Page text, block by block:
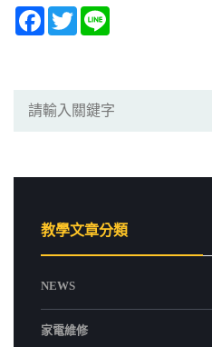
Facebook
Twitter
教學文章分類
NEWS
家電維修